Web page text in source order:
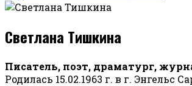
Светлана Тишкина
Писатель, поэт, драматург,
Родилась 15.02.1963 г. в г. Энгельс